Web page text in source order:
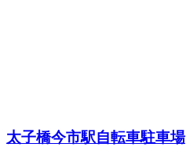
太子橋今市駅自転車駐車場